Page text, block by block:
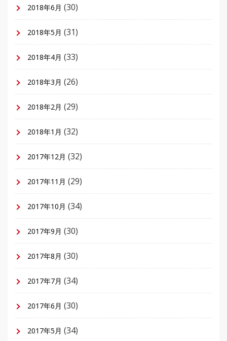
2018年6月 (30)
2018年5月 (31)
2018年4月 (33)
2018年3月 (26)
2018年2月 (29)
2018年1月 (32)
2017年12月 (32)
2017年11月 (29)
2017年10月 (34)
2017年9月 (30)
2017年8月 (30)
2017年7月 (34)
2017年6月 (30)
2017年5月 (34)